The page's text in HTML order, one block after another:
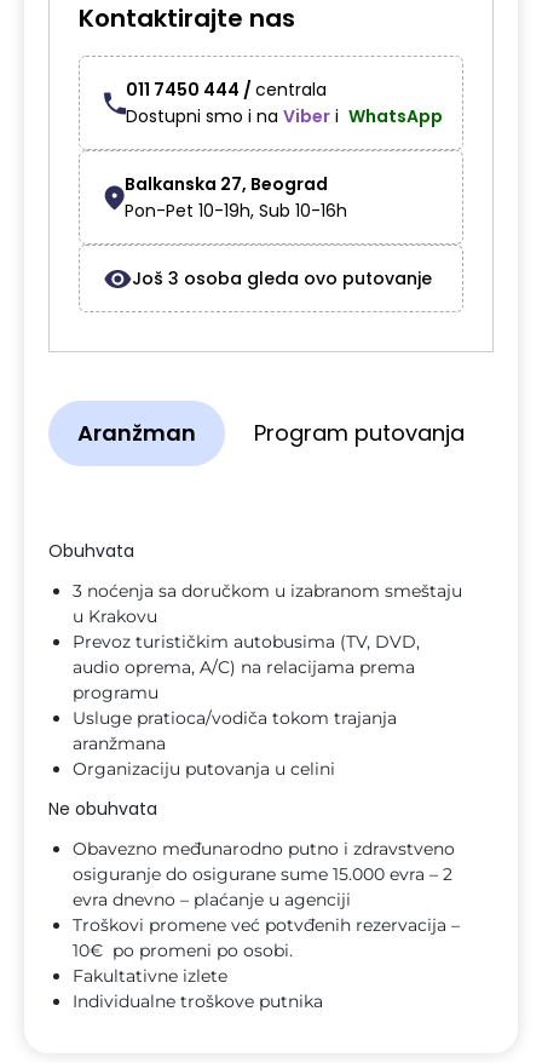
Kontaktirajte nas
011 7450 444 / centrala
Dostupni smo i na Viber i WhatsApp
Balkanska 27, Beograd
Pon-Pet 10-19h, Sub 10-16h
Još 3 osoba gleda ovo putovanje
Aranžman Program putovanja
Obuhvata
3 noćenja sa doručkom u izabranom smeštaju
u Krakovu
Prevoz turističkim autobusima (TV, DVD,
audio oprema, A/C) na relacijama prema
programu
Usluge pratioca/vodiča tokom trajanja
aranžmana
Organizaciju putovanja u celini
Ne obuhvata
Obavezno međunarodno putno i zdravstveno
osiguranje do osigurane sume 15.000 evra – 2
evra dnevno – plaćanje u agenciji
Troškovi promene već potvđenih rezervacija –
10€ po promeni po osobi.
Fakultativne izlete
Individualne troškove putnika